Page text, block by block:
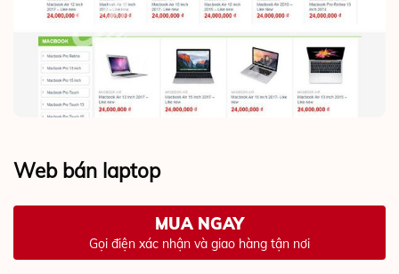
Web bán laptop
MUA NGAY
Gọi điện xác nhận và giao hàng tận nơi